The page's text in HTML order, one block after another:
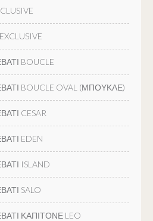
BOUCLE
BOUCLE OVAL (ΜΠΟΥΚΛΕ)
CESAR
EDEN
ISLAND
SALO
ΚΑΠΙΤΟΝΕ LEO